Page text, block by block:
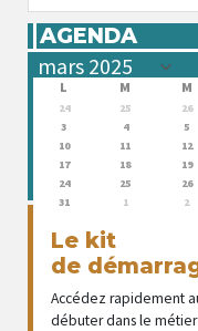
AGENDA
L M M
24 25 26
3
4 5
10
11 12
17
18 19
24
25 26
31
1 2
Le kit
de
Accédez rapidement
débuter dans le